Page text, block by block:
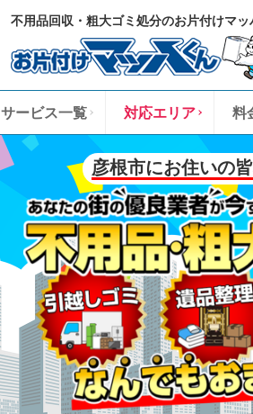
不用品回収・粗大ゴミ処分のお片付けマ
サービス一覧 対応エリア 料
彦根市にお住いの